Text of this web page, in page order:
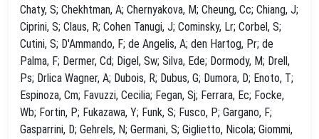
Chaty, S; Chekhtman, A; Chernyakova, M; Cheung, Cc; Chiang, J;
Ciprini, S; Claus, R; Cohen Tanugi, J; Cominsky, Lr; Corbel, S;
Cutini, S; D'Ammando, F; de Angelis, A; den Hartog, Pr; de
Palma, F; Dermer, Cd; Digel, Sw; Silva, Ede; Dormody, M; Drell,
Ps; Drlica Wagner, A; Dubois, R; Dubus, G; Dumora, D; Enoto, T;
Espinoza, Cm; Favuzzi, Cecilia; Fegan, Sj; Ferrara, Ec; Focke,
Wb; Fortin, P; Fukazawa, Y; Funk, S; Fusco, P; Gargano, F;
Gasparrini, D; Gehrels, N; Germani, S; Giglietto, Nicola; Giommi,